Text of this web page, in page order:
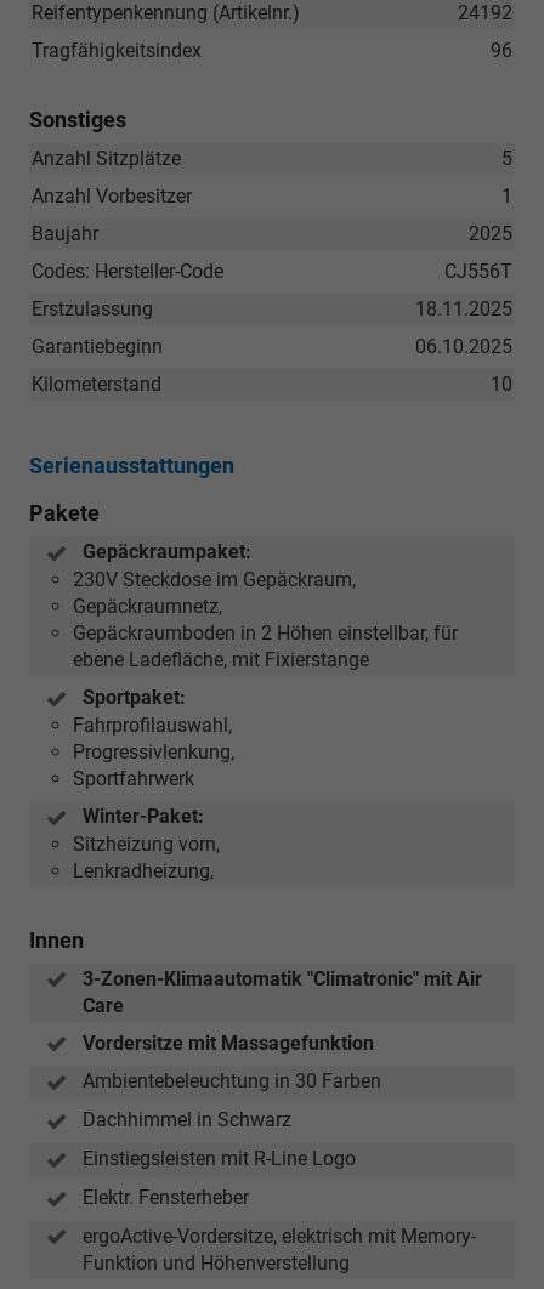
24192
Reifentypenkennung (Artikelnr.)
96
Tragfähigkeitsindex
Sonstiges
5
Anzahl Sitzplätze
1
Anzahl Vorbesitzer
2025
Baujahr
CJ556T
Codes: Hersteller-Code
18.11.2025
Erstzulassung
06.10.2025
Garantiebeginn
10
Kilometerstand
Serienausstattungen
Pakete
Gepäckraumpaket:
230V Steckdose im Gepäckraum,
Gepäckraumnetz,
Gepäckraumboden in 2 Höhen einstellbar, für
ebene Ladefläche, mit Fixierstange
Sportpaket:
Fahrprofilauswahl,
Progressivlenkung,
Sportfahrwerk
Winter-Paket:
Sitzheizung vorn,
Lenkradheizung,
Innen
3-Zonen-Klimaautomatik "Climatronic" mit Air
Care
Vordersitze mit Massagefunktion
Ambientebeleuchtung in 30 Farben
Dachhimmel in Schwarz
Einstiegsleisten mit R-Line Logo
Elektr. Fensterheber
ergoActive-Vordersitze, elektrisch mit Memory-
Funktion und Höhenverstellung